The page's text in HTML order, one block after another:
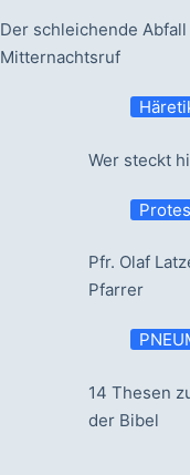
Der schleichende Abfall
Mitternachtsruf
Wer steckt
Pfr. Olaf
Pfarrer
14 Thesen
der Bibel